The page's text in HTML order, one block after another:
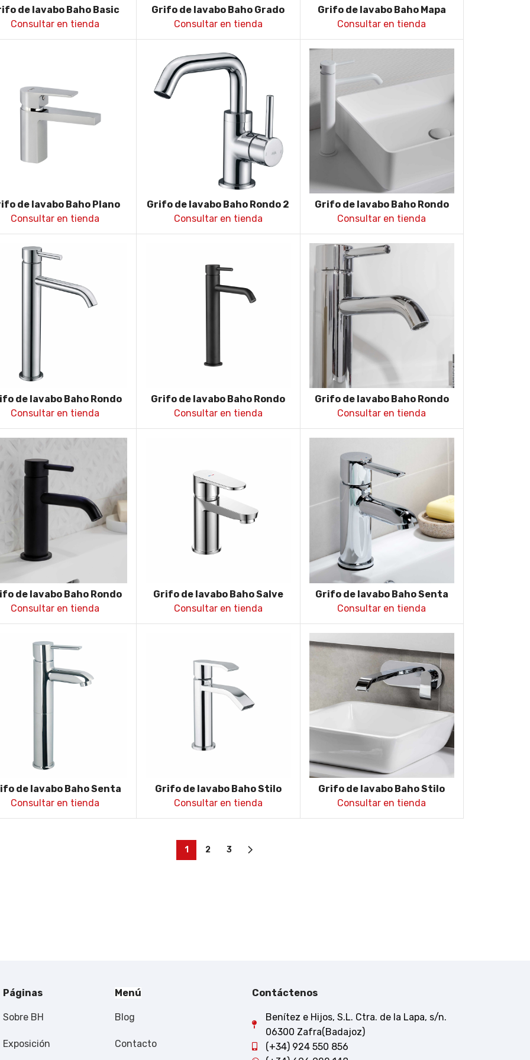
de lavabo Baho Basic
1000 cromo
Consultar en tienda
Grifo de lavabo Baho Grado
Consultar en tienda
Grifo de lavabo Baho Mapa
Consultar en tienda
de lavabo Baho Plano
chrome
Consultar en tienda
Grifo de lavabo Baho Rondo 2
cromo
Consultar en tienda
Grifo de lavabo Baho Rondo
caño alto blanco
Consultar en tienda
de lavabo Baho Rondo
caño alto cromo
Consultar en tienda
Grifo de lavabo Baho Rondo
caño alto negro
Consultar en tienda
Grifo de lavabo Baho Rondo
cromo
Consultar en tienda
de lavabo Baho Rondo
negro
Consultar en tienda
Grifo de lavabo Baho Salve
Consultar en tienda
Grifo de lavabo Baho Senta
cromo
Consultar en tienda
de lavabo Baho Senta
cromo caño alto
Consultar en tienda
Grifo de lavabo Baho Stilo
Consultar en tienda
Grifo de lavabo Baho Stilo
encastrable
Consultar en tienda
1 2 3
Páginas
Sobre BH
Exposición
Menú
Blog
Contacto
Contáctenos
Benítez e Hijos, S.L. Ctra. de la Lapa, s/n.
06300 Zafra(Badajoz)
(+34) 924 550 856